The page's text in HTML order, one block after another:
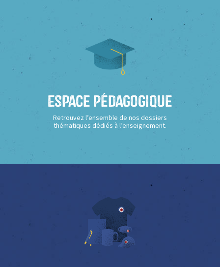
Espace Pédagogique
Retrouvez l’ensemble de nos dossiers
thématiques dédiés à l’enseignement.